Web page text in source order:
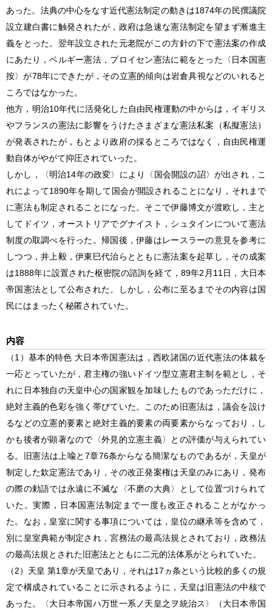
あった。法典の中心をなす近代憲法制定の動きは1874年の民撰議院
設立建白書に触発されたが，政府は急速な憲法制定を望まず漸進主
義をとった。翌年設立された元老院がこの方針の下で憲法案の作成
にあたり，ベルギー憲法，プロイセン憲法に範をとった〈日本国憲
按〉が78年にできたが，その立憲的傾向は岩倉具視などのいれると
ころではなかった。
他方，明治10年代に活発化した自由民権運動の中からは，イギリス
やフランスの憲法に影響をうけたさまざまな憲法私案（私擬憲法）
が発表されたが，もとより政府の採るところではなく，自由民権運
動自体がやがて抑圧されていった。
しかし，〈明治14年の政変〉により〈国会開設の詔〉が出され，こ
れによって1890年を期して国会が開設されることになり，それまで
に憲法も制定されることになった。そこで伊藤博文が渡欧し，主と
してドイツ，オーストリアでグナイスト，シュタインについて憲法
制度の取調べを行った。帰国後，伊藤はレースラーの意見を参考に
しつつ，井上毅，伊東巳代治らとともに憲法案を起草し，その成案
は1888年に設置された枢密院の諮詢を経て，89年2月11日，大日本
帝国憲法として公布された。しかし，公布に至るまでその内容は国
民にはまったく秘匿されていた。
内容
（1）基本的特色 大日本帝国憲法は，西欧諸国の近代憲法の体裁を
一応とっていたが，君主権の強いドイツ型立憲君主制を範とし，そ
れに日本独自の天皇中心の国家観を加味したものであっただけに，
絶対主義的色彩を強く帯びていた。このため旧憲法は，議会を設け
るなどの立憲的要素と絶対主義的要素の両要素からなっており，し
かも後者が顕著なので〈外見的立憲主義〉との評価が与えられてい
る。旧憲法は上喩と7章76条からなる簡潔なものであるが，天皇が
制定した欽定憲法であり，その改正発案権は天皇のみにあり，発布
の際の勅語では永遠に不滅な〈不磨の大典〉として位置づけられて
いた。実際，日本国憲法制定まで一度も改正されることがなかっ
た。なお，皇室に関する事項については，皇位の継承等を含めて，
別に皇室典範が制定され，宮務法の最高法規とされており，政務法
の最高法規とされた旧憲法とともに二元的法体系がとられていた。
（2）天皇 第1章が天皇であり，それは17ヵ条という比較的多くの規
定で構成されていることに示されるように，天皇は旧憲法の中核で
あった。〈大日本帝国ハ万世一系ノ天皇之ヲ統治ス〉（大日本帝国